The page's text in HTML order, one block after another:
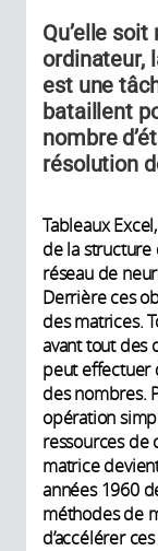
Qu’elle
ordinateur,
est une
bataillent
nombre
résolution
Tableaux
de la structure
réseau de
Derrière ces
des matrices.
avant tout des
peut effectuer
des nombres.
opération
ressources de
matrice
années 1960
méthodes de
d’accélérer